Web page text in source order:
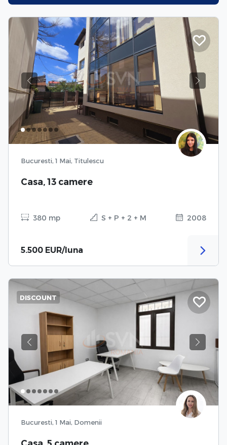
Previous Next
Bucuresti, 1 Mai, Titulescu
Casa, 13 camere
380 mp S + P + 2 + M 2008
5.500 EUR/luna
Previous Next
DISCOUNT
Bucuresti, 1 Mai, Domenii